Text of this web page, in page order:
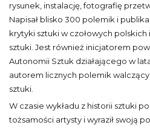
rysunek, instalację, fotografię
Napisał blisko 300 polemik i
krytyki sztuki w czołowych
sztuki. Jest również inicjatorem
Autonomii Sztuk działającego w
autorem licznych polemik
sztuki.
W czasie wykładu z historii sztuki
tożsamości artysty i wyraził swoją